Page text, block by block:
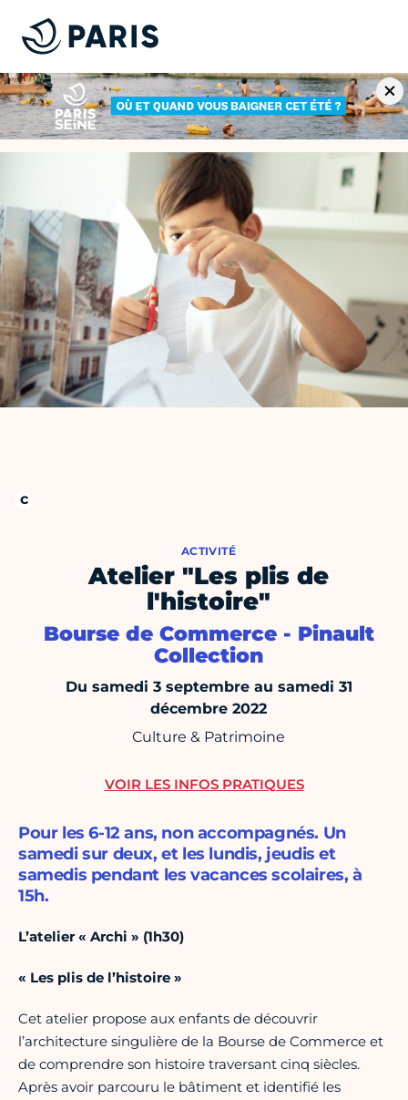
ACTIVITÉ
Atelier "Les plis de
l'histoire"
Bourse de Commerce - Pinault
Collection
Du samedi 3 septembre au samedi 31
décembre 2022
Culture & Patrimoine
Pour les 6-12 ans, non accompagnés. Un
samedi sur deux, et les lundis, jeudis et
samedis pendant les vacances scolaires, à
15h.
L’atelier « Archi » (1h30)
« Les plis de l’histoire »
Cet atelier propose aux enfants de découvrir
l’architecture singulière de la Bourse de Commerce et
de comprendre son histoire traversant cinq siècles.
Après avoir parcouru le bâtiment et identifié les
VOIR LES INFOS PRATIQUES